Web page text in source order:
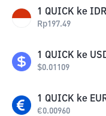
1 QUICK ke IDR
Rp197.49
1 QUICK ke
$0.01109
1 QUICK ke
€0.00960